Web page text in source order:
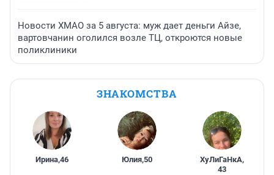
Новости ХМАО за 5 августа: муж дает деньги Айзе,
вартовчанин оголился возле ТЦ, откроются новые
поликлиники
ЗНАКОМСТВА
Ирина,46 Юлия,50 ХуЛиГаНкА,
43